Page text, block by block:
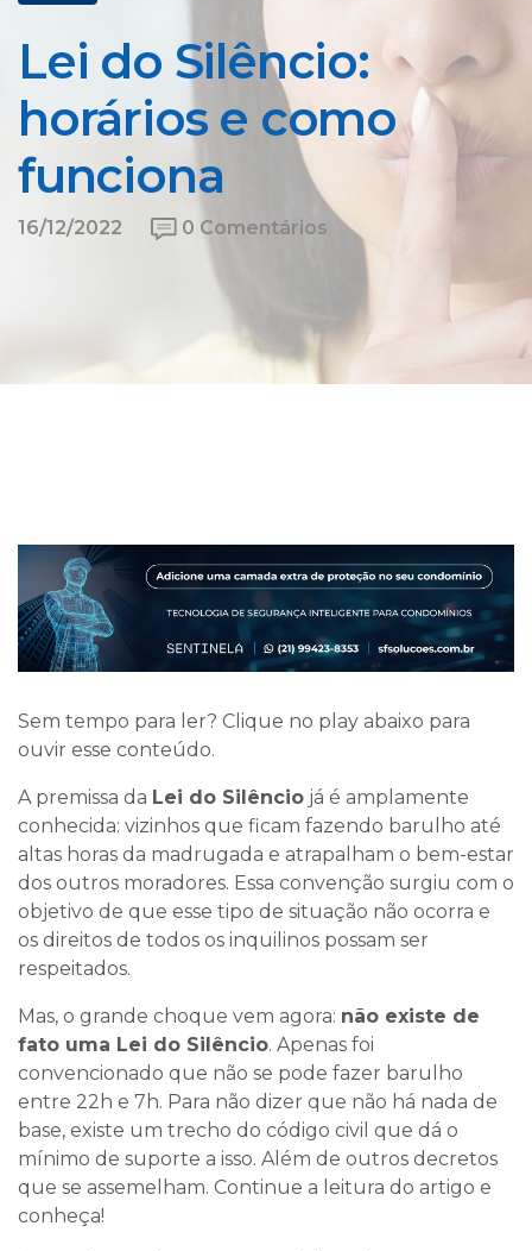
Lei do Silêncio:
horários e como
funciona
16/12/2022 0 Comentários
Sem tempo para ler? Clique no play abaixo para
ouvir esse conteúdo.
A premissa da Lei do Silêncio já é amplamente
conhecida: vizinhos que ficam fazendo barulho até
altas horas da madrugada e atrapalham o bem-estar
dos outros moradores. Essa convenção surgiu com o
objetivo de que esse tipo de situação não ocorra e
os direitos de todos os inquilinos possam ser
respeitados.
Mas, o grande choque vem agora: não existe de
fato uma Lei do Silêncio. Apenas foi
convencionado que não se pode fazer barulho
entre 22h e 7h. Para não dizer que não há nada de
base, existe um trecho do código civil que dá o
mínimo de suporte a isso. Além de outros decretos
que se assemelham. Continue a leitura do artigo e
conheça!